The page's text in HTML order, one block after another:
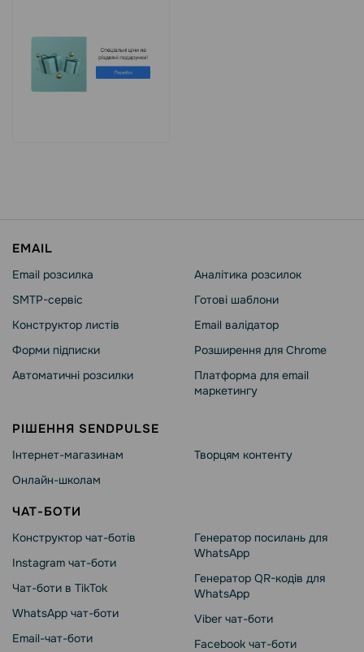
EMAIL
Email розсилка
SMTP-сервіс
Конструктор листів
Форми підписки
Автоматичні розсилки
Аналітика розсилок
Готові шаблони
Email валідатор
Розширення для Chrome
Платформа для email
маркетингу
РІШЕННЯ SENDPULSE
Інтернет-магазинам
Онлайн-школам
Творцям контенту
ЧАТ-БОТИ
Конструктор чат-ботів
Instagram чат-боти
Чат-боти в TikTok
WhatsApp чат-боти
Email-чат-боти
Генератор посилань для
WhatsApp
Генератор QR-кодів для
WhatsApp
Viber чат-боти
Facebook чат-боти